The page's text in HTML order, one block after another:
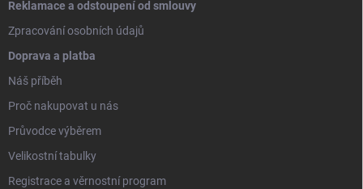
Reklamace a odstoupení od smlouvy
Zpracování osobních údajů
Doprava a platba
Náš příběh
Proč nakupovat u nás
Průvodce výběrem
Velikostní tabulky
Registrace a věrnostní program